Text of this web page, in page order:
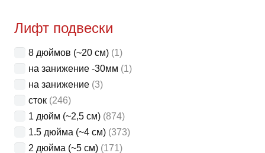
Лифт подвески
8 дюймов (~20 см) (1)
на занижение -30мм (1)
на занижение (3)
сток (246)
1 дюйм (~2,5 см) (874)
1.5 дюйма (~4 см) (373)
2 дюйма (~5 см) (171)